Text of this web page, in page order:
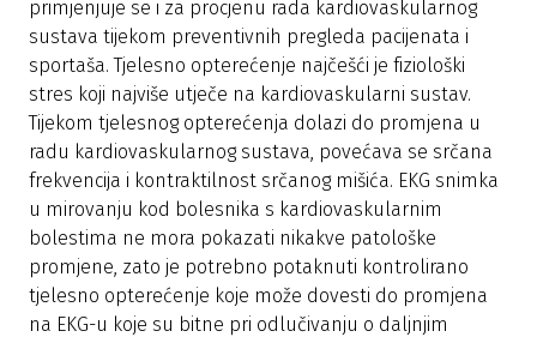
primjenjuje se i za procjenu rada kardiovaskularnog
sustava tijekom preventivnih pregleda pacijenata i
sportaša. Tjelesno opterećenje najčešći je fiziološki
stres koji najviše utječe na kardiovaskularni sustav.
Tijekom tjelesnog opterećenja dolazi do promjena u
radu kardiovaskularnog sustava, povećava se srčana
frekvencija i kontraktilnost srčanog mišića. EKG snimka
u mirovanju kod bolesnika s kardiovaskularnim
bolestima ne mora pokazati nikakve patološke
promjene, zato je potrebno potaknuti kontrolirano
tjelesno opterećenje koje može dovesti do promjena
na EKG-u koje su bitne pri odlučivanju o daljnjim